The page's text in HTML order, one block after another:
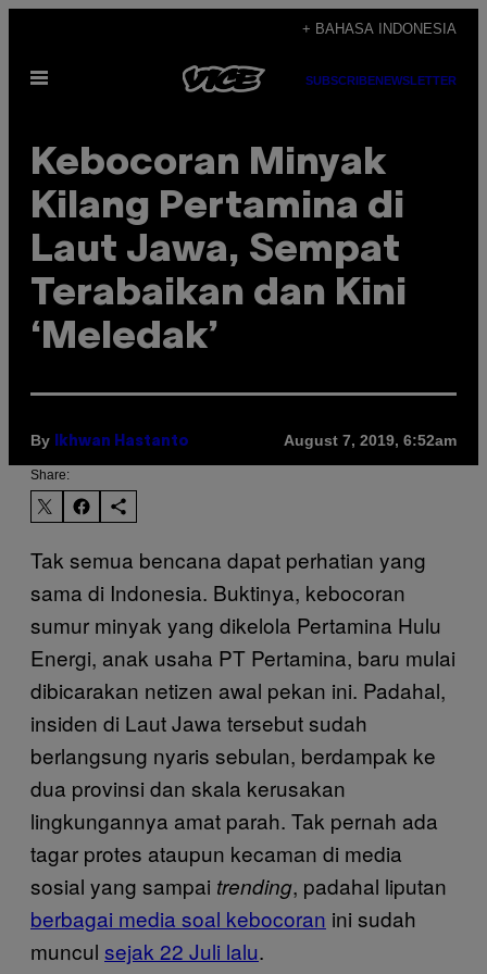
content
+ BAHASA INDONESIA
Open
SUBSCRIBENEWSLETTER
Kebocoran Minyak
Kilang Pertamina di
Laut Jawa, Sempat
Terabaikan dan Kini
‘Meledak’
By Ikhwan Hastanto August 7, 2019, 6:52am
Share:
Tak semua bencana dapat perhatian yang
sama di Indonesia. Buktinya, kebocoran
sumur minyak yang dikelola Pertamina Hulu
Energi, anak usaha PT Pertamina, baru mulai
dibicarakan netizen awal pekan ini. Padahal,
insiden di Laut Jawa tersebut sudah
berlangsung nyaris sebulan, berdampak ke
dua provinsi dan skala kerusakan
lingkungannya amat parah. Tak pernah ada
tagar protes ataupun kecaman di media
sosial yang sampai trending, padahal liputan
berbagai media soal kebocoran ini sudah
muncul sejak 22 Juli lalu.